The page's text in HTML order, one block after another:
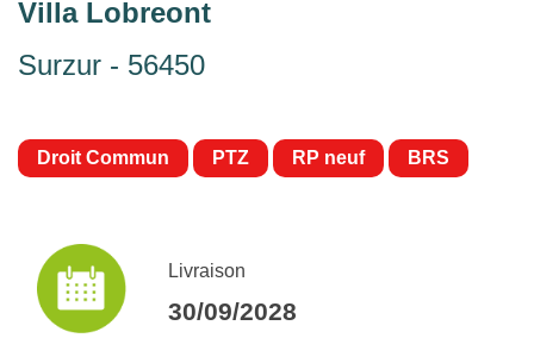
Villa Lobreont
Surzur - 56450
Droit Commun PTZ RP neuf BRS
Livraison
30/09/2028